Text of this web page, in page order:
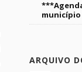
ARQUIVO